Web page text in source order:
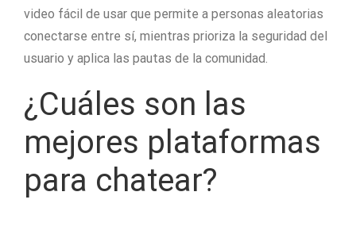
video fácil de usar que permite a personas aleatorias
conectarse entre sí, mientras prioriza la seguridad del
usuario y aplica las pautas de la comunidad.
¿Cuáles son las
mejores plataformas
para chatear?